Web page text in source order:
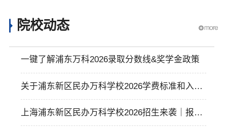
院校动态
一键了解浦东万科2026录取分数线&奖学金政策
关于浦东新区民办万科学校2026学费标准和入学
要求
上海浦东新区民办万科学校2026招生来袭｜报名